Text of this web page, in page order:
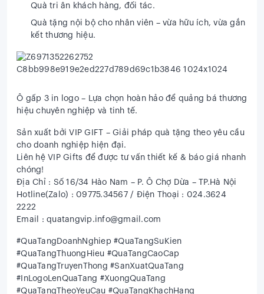
Quà tri ân khách hàng, đối tác.
Quà tặng nội bộ cho nhân viên – vừa hữu ích, vừa gắn
kết thương hiệu.
Ô gấp 3 in logo – Lựa chọn hoàn hảo để quảng bá thương
hiệu chuyên nghiệp và tinh tế.
Sản xuất bởi VIP GIFT – Giải pháp quà tặng theo yêu cầu
cho doanh nghiệp hiện đại.
Liên hệ VIP Gifts để được tư vấn thiết kế & báo giá nhanh
chóng!
Địa Chỉ : Số 16/34 Hào Nam – P. Ô Chợ Dừa – TP.Hà Nội
Hotline(Zalo) : 09775.34567 / Điện Thoại : 024.3624
2222
Email : quatangvip.info@gmail.com
#QuaTangDoanhNghiep #QuaTangSuKien
#QuaTangThuongHieu #QuaTangCaoCap
#QuaTangTruyenThong #SanXuatQuaTang
#InLogoLenQuaTang #XuongQuaTang
#QuaTangTheoYeuCau #QuaTangKhachHang